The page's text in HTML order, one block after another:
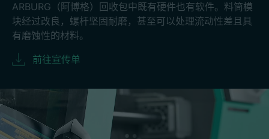
ARBURG（阿博格）回收包中既有硬件也有软件。料筒模
块经过改良，螺杆坚固耐磨，甚至可以处理流动性差且具
有磨蚀性的材料。
前往宣传单